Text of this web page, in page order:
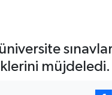
müjdeledi.